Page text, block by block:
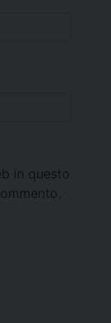
in questo